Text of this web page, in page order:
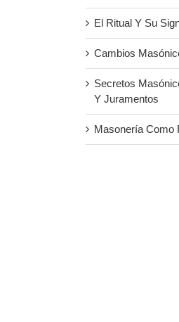
El Ritual Y Su
Cambios
Secretos
Y Juramentos
Masonería Como